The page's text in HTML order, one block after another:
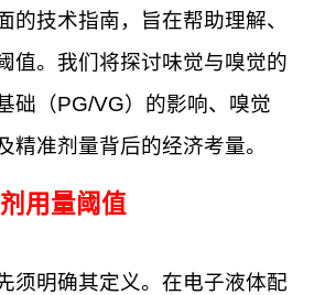
的技术指南，旨在帮助理解、
值。我们将探讨味觉与嗅觉的
础（PG/VG）的影响、嗅觉
精准剂量背后的经济考量。
用量阈值
须明确其定义。在电子液体配